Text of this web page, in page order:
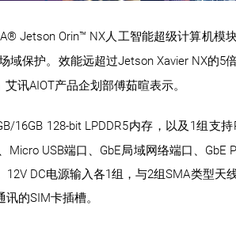
Jetson Orin™ NX人工智能超级计算机模
保护。效能远超过Jetson Xavier NX的5
讯AIOT产品企划部傅茹暄表示。
16GB 128-bit LPDDR5内存，以及1组支持
USB端口、GbE局域网络端口、GbE
DC电源输入各1组，与2组SMA类型天
的SIM卡插槽。